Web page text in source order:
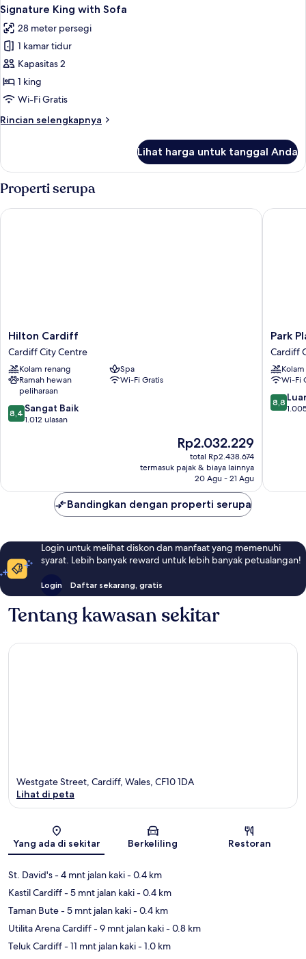
Signature King with Sofa
28 meter persegi
1 kamar tidur
Kapasitas 2
1 king
Wi-Fi Gratis
Rincian selengkapnya
Rincian
Signature
with
Lihat harga untuk tanggal Anda
Properti serupa
Hilton
Cardiff
Cardiff
City
Centre
Hilton Cardiff
Cardiff City Centre
Kolam renang
Spa
Ramah hewan
peliharaan
Wi-Fi Gratis
8.4
dari
8,4 Sangat Baik
1.012 ulasan
Harga
sekarang
Rp2.032.229
Rp2.032.229
total Rp2.438.674
termasuk pajak & biaya lainnya
20 Agu - 21 Agu
Hilton Cardiff
Park
Plaza
Cardiff
Cardiff
City
Centre
Park
Cardiff
Wi-Fi
8.8
dari
8,8
Park
Bandingkan dengan properti serupa
Login untuk melihat diskon dan manfaat yang memenuhi
syarat. Lebih banyak reward untuk lebih banyak petualangan!
Login Daftar sekarang, gratis
Tentang kawasan sekitar
Peta
Westgate Street, Cardiff, Wales, CF10 1DA
Lihat di peta
Yang ada di sekitar Berkeliling Restoran
St. David's- 4 mnt jalan kaki- 0.4 km
Kastil Cardiff- 5 mnt jalan kaki- 0.4 km
Taman Bute- 5 mnt jalan kaki- 0.4 km
Utilita Arena Cardiff- 9 mnt jalan kaki- 0.8 km
Teluk Cardiff- 11 mnt jalan kaki- 1.0 km